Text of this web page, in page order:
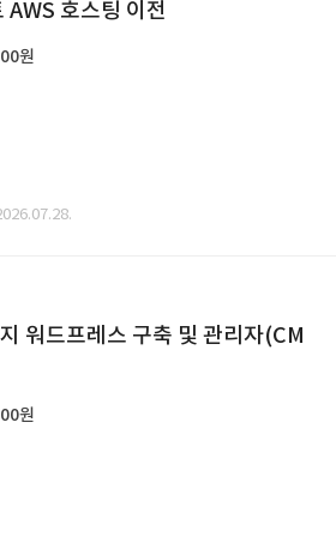
호스팅 이전
원
워드프레스 구축 및 관리자(CM
원